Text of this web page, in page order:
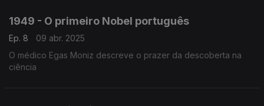
1949 - O primeiro Nobel português
Ep. 8
09 abr. 2025
O médico Egas Moniz descreve o prazer da descoberta na
ciência